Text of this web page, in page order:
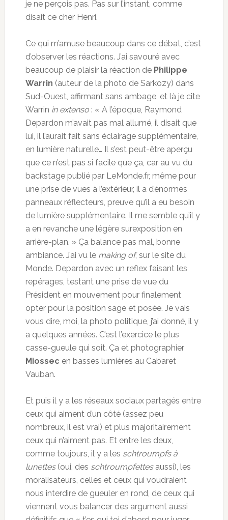
je ne perçois pas. Pas sur l’instant, comme
disait ce cher Henri.
Ce qui m’amuse beaucoup dans ce débat, c’est
d’observer les réactions. J’ai savouré avec
beaucoup de plaisir la réaction de Philippe
Warrin (auteur de la photo de Sarkozy) dans
Sud-Ouest, affirmant sans ambage, et là je cite
Warrin in extenso: « A l’époque, Raymond
Depardon m’avait pas mal allumé, il disait que
lui, il l’aurait fait sans éclairage supplémentaire,
en lumière naturelle… Il s’est peut-être aperçu
que ce n’est pas si facile que ça, car au vu du
backstage publié par LeMonde.fr, même pour
une prise de vues à l’extérieur, il a d’énormes
panneaux réflecteurs, preuve qu’il a eu besoin
de lumière supplémentaire. Il me semble qu’il y
a en revanche une légère surexposition en
arrière-plan. » Ça balance pas mal, bonne
ambiance. J’ai vu le making of, sur le site du
Monde. Depardon avec un reflex faisant les
repérages, testant une prise de vue du
Président en mouvement pour finalement
opter pour la position sage et posée. Je vais
vous dire, moi, la photo politique, j’ai donné, il y
a quelques années. C’est l’exercice le plus
casse-gueule qui soit. Ça et photographier
Miossec en basses lumières au Cabaret
Vauban.
Et puis il y a les réseaux sociaux partagés entre
ceux qui aiment d’un côté (assez peu
nombreux, il est vrai) et plus majoritairement
ceux qui n’aiment pas. Et entre les deux,
comme toujours, il y a les schtroumpfs à
lunettes(oui, des schtroumpfettesaussi), les
moralisateurs, celles et ceux qui voudraient
nous interdire de gueuler en rond, de ceux qui
viennent vous balancer des argument aussi